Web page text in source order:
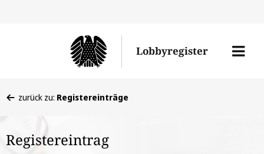
Lobbyregister
Menü
befinden
hier:
zurück zu: Registereinträge
Registereintrag